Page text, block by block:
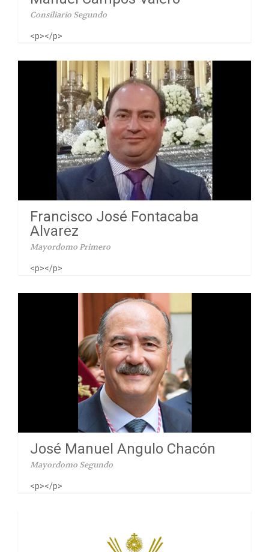
Consiliario Segundo
<p></p>
Francisco José Fontacaba
Alvarez
Mayordomo Primero
<p></p>
José Manuel Angulo Chacón
Mayordomo Segundo
<p></p>